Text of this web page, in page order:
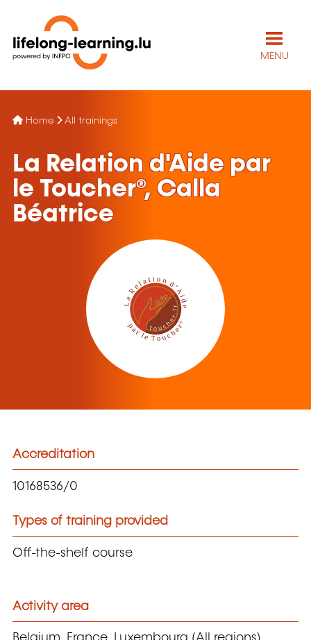
MENU
Home All trainings
La Relation d'Aide par
le Toucher®, Calla
Béatrice
Accreditation
10168536/0
Types of training provided
Off-the-shelf course
Activity area